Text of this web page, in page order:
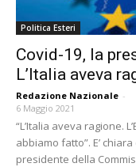
Politica Esteri
Covid-19, la
L’Italia aveva
Redazione Nazionale -
6 Maggio 2021
“L’Italia aveva ragione.
abbiamo fatto”. E’
presidente della